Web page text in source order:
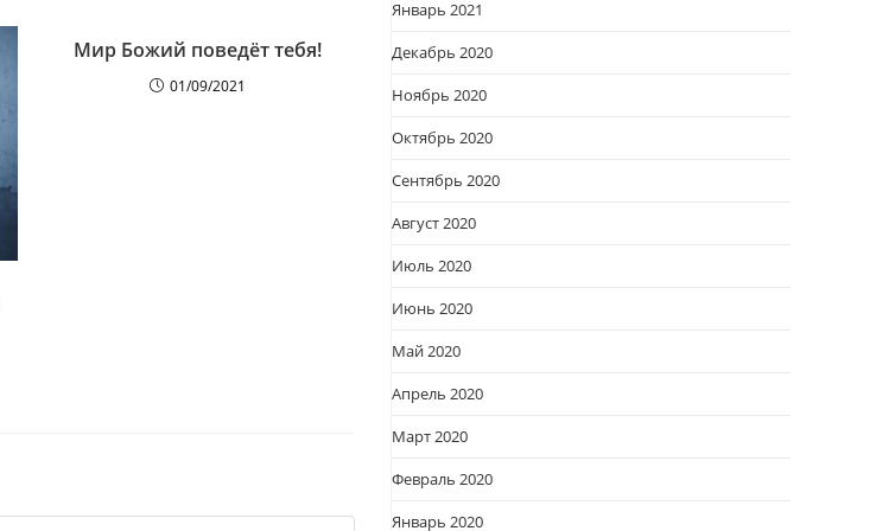
Мир Божий поведёт тебя!
01/09/2021
Январь 2021
Декабрь 2020
Ноябрь 2020
Октябрь 2020
Сентябрь 2020
Август 2020
Июль 2020
Июнь 2020
Май 2020
Апрель 2020
Март 2020
Февраль 2020
Январь 2020